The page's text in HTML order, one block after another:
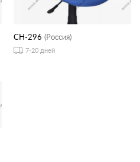
CH-296 (Россия)
7-20 дней